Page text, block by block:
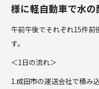
様に軽自動車で水の
午前午後でそれぞれ15件前
す。
＜1日の流れ＞
1.成田市の運送会社で積み